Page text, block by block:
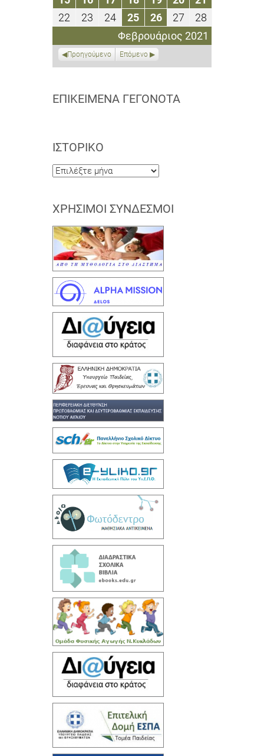
Φεβρουάριος 2021
2021202120212021202120212021
Φεβρουαρίου
2021
Φεβρουαρίου
2021
Φεβρουαρίου
2021
Φεβρουαρίου
2021
Φεβρουαρίου
2021
Φεβρουαρίου
20212021
22
Φεβρουαρίου
23
Φεβρουαρίου
2424
Φεβρουαρίου
2021
2525
Φεβρουαρίου
2021
2626
Φεβρουαρίου
2021
2727
Φεβρουαρίου
2021
2828
2021
Προηγούμενο Επόμενο
ΕΠΙΚΕΊΜΕΝΑ ΓΕΓΟΝΌΤΑ
ΙΣΤΟΡΙΚΌ
Ιστορικό
ΧΡΉΣΙΜΟΙ ΣΎΝΔΕΣΜΟΙ